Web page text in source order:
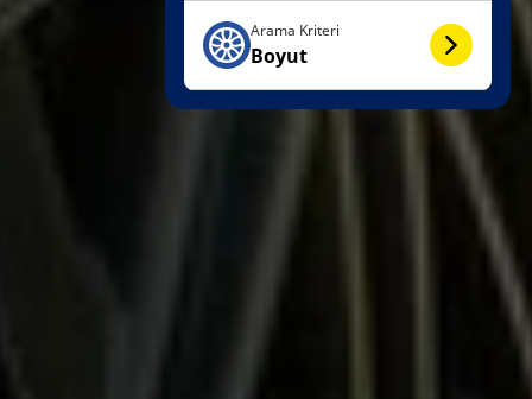
Arama Kriteri
Boyut